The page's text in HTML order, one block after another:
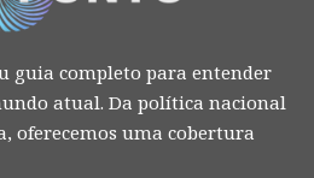
guia completo para entender
atual. Da política nacional
oferecemos uma cobertura